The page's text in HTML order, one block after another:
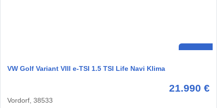
VW Golf Variant VIII e-TSI 1.5 TSI Life Navi Klima
21.990 €
Vordorf, 38533